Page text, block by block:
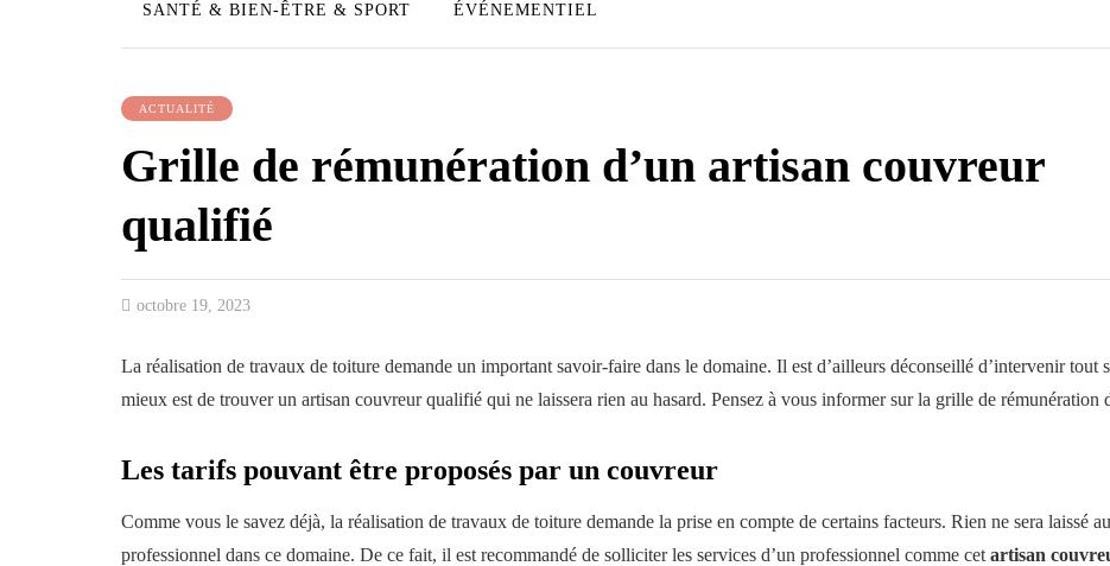
SANTÉ & BIEN-ÊTRE & SPORT ÉVÉNEMENTIEL
ACTUALITÉ
Grille de rémunération d’un artisan couvreur
qualifié
octobre 19, 2023
La réalisation de travaux de toiture demande un important savoir-faire dans le domaine. Il est d’ailleurs déconseillé d’intervenir tout
mieux est de trouver un artisan couvreur qualifié qui ne laissera rien au hasard. Pensez à vous informer sur la grille de rémunération
Les tarifs pouvant être proposés par un couvreur
Comme vous le savez déjà, la réalisation de travaux de toiture demande la prise en compte de certains facteurs. Rien ne sera laissé
professionnel dans ce domaine. De ce fait, il est recommandé de solliciter les services d’un professionnel comme cet artisan